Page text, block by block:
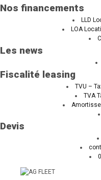
Nos financements
LLD
LOA
Les news
Fiscalité leasing
TVU –
TVA
Devis